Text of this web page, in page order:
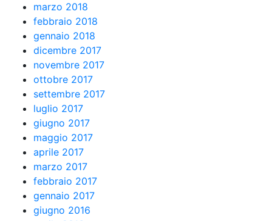
marzo 2018
febbraio 2018
gennaio 2018
dicembre 2017
novembre 2017
ottobre 2017
settembre 2017
luglio 2017
giugno 2017
maggio 2017
aprile 2017
marzo 2017
febbraio 2017
gennaio 2017
giugno 2016